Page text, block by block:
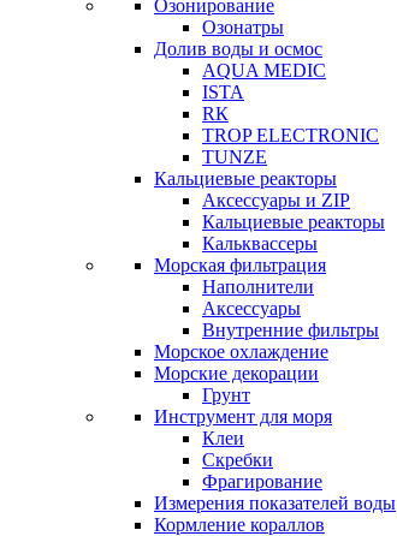
Озонирование
Озонатры
Долив воды и осмос
AQUA MEDIC
ISTA
RК
TROP ELECTRONIC
TUNZE
Кальциевые реакторы
Аксессуары и ZIP
Кальциевые реакторы
Кальквассеры
Морская фильтрация
Наполнители
Аксессуары
Внутренние фильтры
Морское охлаждение
Морские декорации
Грунт
Инструмент для моря
Клеи
Скребки
Фрагирование
Измерения показателей воды
Кормление кораллов